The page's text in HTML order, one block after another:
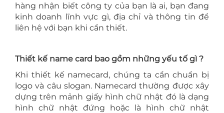
hàng nhận biết công ty của bạn là ai, bạn đang
kinh doanh lĩnh vực gì, địa chỉ và thông tin để
liên hệ với bạn khi cần thiết.
Thiết kế name card bao gồm những yếu tố gì ?
Khi thiết kế namecard, chúng ta cần chuẩn bị
logo và câu slogan. Namecard thường được xây
dựng trên mảnh giấy hình chữ nhật đó là dạng
hình chữ nhật đứng hoặc là hình chữ nhật